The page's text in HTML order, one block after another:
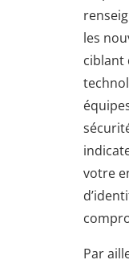
les
ciblant
votre
Par